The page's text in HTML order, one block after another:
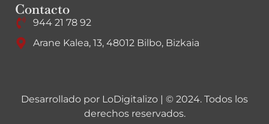
Contacto
944 21 78 92
Arane Kalea, 13, 48012 Bilbo, Bizkaia
Desarrollado por LoDigitalizo | © 2024. Todos los
derechos reservados.